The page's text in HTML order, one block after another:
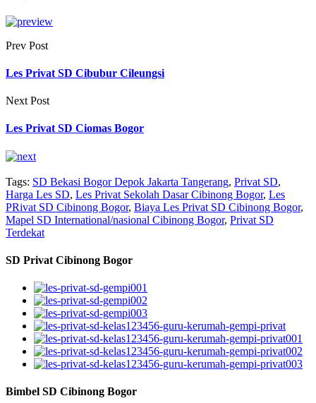
Prev Post
Les Privat SD Cibubur Cileungsi
Next Post
Les Privat SD Ciomas Bogor
Tags: SD Bekasi Bogor Depok Jakarta Tangerang, Privat SD,
Harga Les SD, Les Privat Sekolah Dasar Cibinong Bogor, Les
PRivat SD Cibinong Bogor, Biaya Les Privat SD Cibinong Bogor,
Mapel SD International/nasional Cibinong Bogor, Privat SD
Terdekat
SD Privat Cibinong Bogor
Bimbel SD Cibinong Bogor